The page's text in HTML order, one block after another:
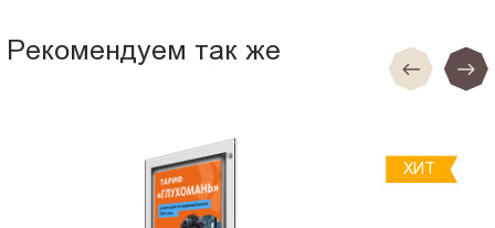
Рекомендуем так же
ХИТ